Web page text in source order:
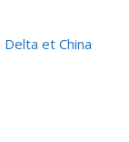
et China